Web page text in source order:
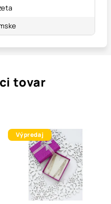
tovar
Výpredaj